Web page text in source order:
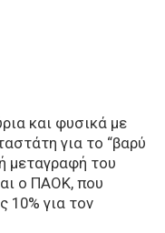
και φυσικά με
για το “βαρύ
μεταγραφή του
ο ΠΑΟΚ, που
10% για τον